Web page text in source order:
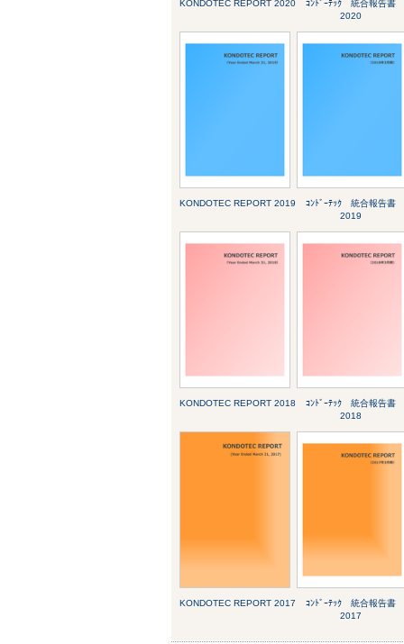
KONDOTEC REPORT 2020
ｺﾝﾄﾞｰﾃｯｸ 統合報告書
2020
KONDOTEC REPORT 2019
ｺﾝﾄﾞｰﾃｯｸ 統合報告書
2019
KONDOTEC REPORT 2018
ｺﾝﾄﾞｰﾃｯｸ 統合報告書
2018
KONDOTEC REPORT 2017
ｺﾝﾄﾞｰﾃｯｸ 統合報告書
2017